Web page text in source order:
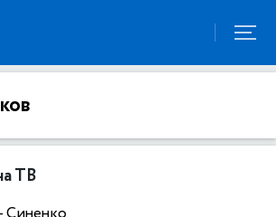
ТВ